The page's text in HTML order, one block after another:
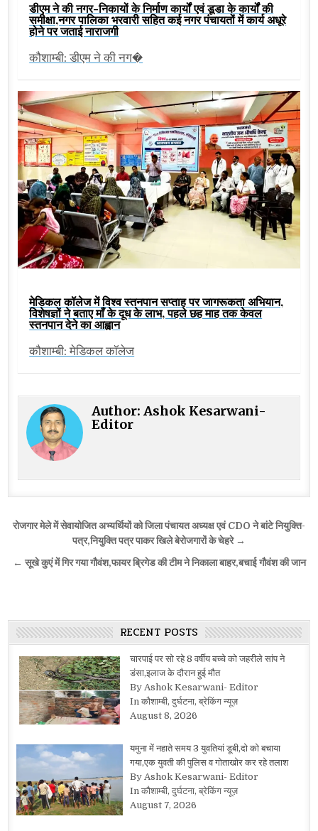
डीएम ने की नगर-निकायों के निर्माण कार्यों एवं डूडा के कार्यों की
समीक्षा,नगर पालिका भरवारी सहित कई नगर पंचायतों में कार्य अधूरे
होने पर जताई नाराजगी
कौशाम्बी: डीएम ने की नग�
मेडिकल कॉलेज में विश्व स्तनपान सप्ताह पर जागरूकता अभियान,
विशेषज्ञों ने बताए माँ के दूध के लाभ, पहले छह माह तक केवल
स्तनपान देने का आह्वान
कौशाम्बी: मेडिकल कॉलेज
Author:Ashok Kesarwani-
Editor
Post
navigation
रोजगार मेले में सेवायोजित अभ्यर्थियों को जिला पंचायत अध्यक्ष एवं CDO ने बांटे नियुक्ति-
पत्र,नियुक्ति पत्र पाकर खिले बेरोजगारों के चेहरे →
← सूखे कुएं में गिर गया गौवंश,फायर ब्रिगेड की टीम ने निकाला बाहर,बचाई गौवंश की जान
RECENT POSTS
चारपाई पर सो रहे 8 वर्षीय बच्चे को जहरीले सांप ने
डंसा,इलाज के दौरान हुई मौत
By Ashok Kesarwani- Editor
In कौशाम्बी, दुर्घटना, ब्रेकिंग न्यूज़
August 8, 2026
यमुना में नहाते समय 3 युवतियां डूबी,दो को बचाया
गया,एक युवती की पुलिस व गोताखोर कर रहे तलाश
By Ashok Kesarwani- Editor
In कौशाम्बी, दुर्घटना, ब्रेकिंग न्यूज़
August 7, 2026